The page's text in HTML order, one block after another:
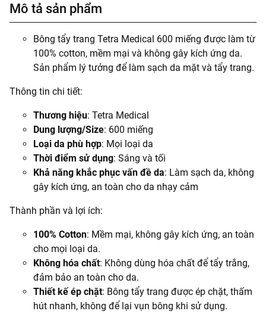
Mô tả sản phẩm
Bông tẩy trang Tetra Medical 600 miếng được làm từ
100% cotton, mềm mại và không gây kích ứng da.
Sản phẩm lý tưởng để làm sạch da mặt và tẩy trang.
Thông tin chi tiết:
Thương hiệu: Tetra Medical
Dung lượng/Size: 600 miếng
Loại da phù hợp: Mọi loại da
Thời điểm sử dụng: Sáng và tối
Khả năng khắc phục vấn đề da: Làm sạch da, không
gây kích ứng, an toàn cho da nhạy cảm
Thành phần và lợi ích:
100% Cotton: Mềm mại, không gây kích ứng, an toàn
cho mọi loại da.
Không hóa chất: Không dùng hóa chất để tẩy trắng,
đảm bảo an toàn cho da.
Thiết kế ép chặt: Bông tẩy trang được ép chặt, thấm
hút nhanh, không để lại vụn bông khi sử dụng.